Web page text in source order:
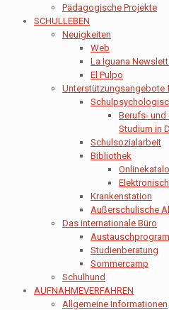
Pädagogische Projekte
SCHULLEBEN
Neuigkeiten
Web
La Iguana
El Pulpo
Unterstützungsangebote
Berufs- und
Studium in
Schulsozialarbeit
Bibliothek
Krankenstation
Außerschulische
Das internationale Büro
Studienberatung
Sommercamp
Schulhund
AUFNAHMEVERFAHREN
Allgemeine Informationen